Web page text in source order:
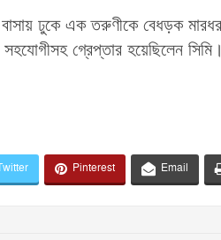
ঢুকে এক তরুণীকে বেধড়ক
গ্রেপ্তার হয়েছিলেন সিমি।
Pinterest Email